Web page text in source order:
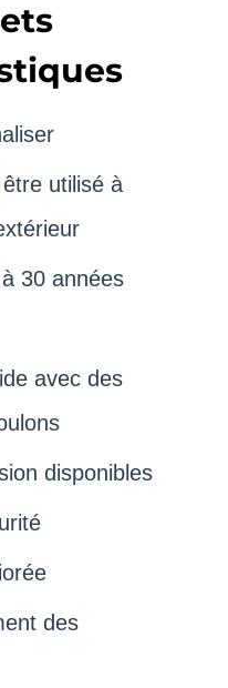
utilisé à
30 années
avec des
disponibles
des